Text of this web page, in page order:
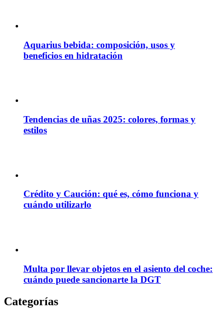
Aquarius bebida: composición, usos y
beneficios en hidratación
Tendencias de uñas 2025: colores, formas y
estilos
Crédito y Caución: qué es, cómo funciona y
cuándo utilizarlo
Multa por llevar objetos en el asiento del coche:
cuándo puede sancionarte la DGT
Categorías